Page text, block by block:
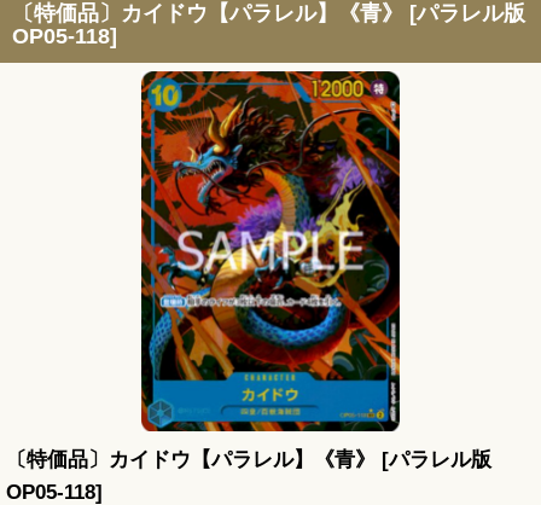
〔特価品〕カイドウ【パラレル】《青》 [パラレル版
OP05-118]
〔特価品〕カイドウ【パラレル】《青》 [パラレル版
OP05-118]